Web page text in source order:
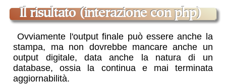
il risultato (interazione con php)
Ovviamente l'output finale può essere anche la
stampa, ma non dovrebbe mancare anche un
output digitale, data anche la natura di un
database, ossia la continua e mai terminata
aggiornabilità.